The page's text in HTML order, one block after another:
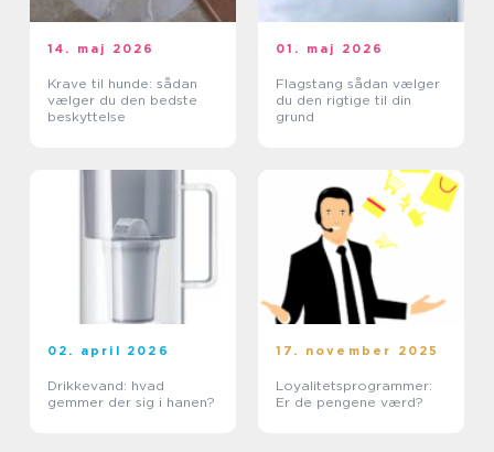
14. maj 2026
Krave til hunde: sådan
vælger du den bedste
beskyttelse
01. maj 2026
Flagstang sådan vælger
du den rigtige til din
grund
02. april 2026
Drikkevand: hvad
gemmer der sig i hanen?
17. november 2025
Loyalitetsprogrammer:
Er de pengene værd?